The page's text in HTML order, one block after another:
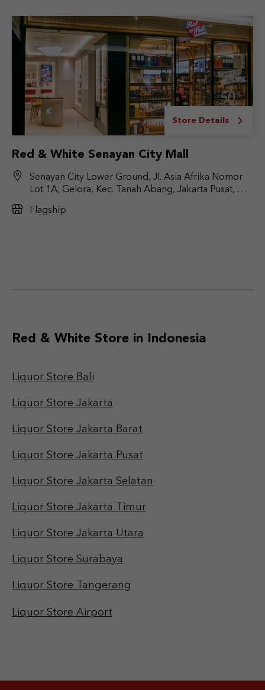
Store Details
Red & White Senayan City Mall
Senayan City Lower Ground, Jl. Asia Afrika Nomor
Lot 1A, Gelora, Kec. Tanah Abang, Jakarta Pusat, DKI
Flagship
Red & White Store in Indonesia
Liquor Store Bali
Liquor Store Jakarta
Liquor Store Jakarta Barat
Liquor Store Jakarta Pusat
Liquor Store Jakarta Selatan
Liquor Store Jakarta Timur
Liquor Store Jakarta Utara
Liquor Store Surabaya
Liquor Store Tangerang
Liquor Store Airport